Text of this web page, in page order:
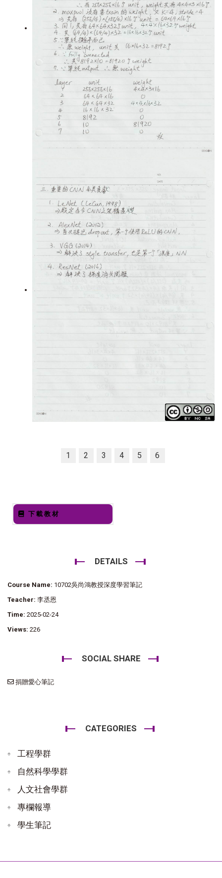
1 2 3 4 5 6
下載教材
DETAILS
Course Name: 10702吳尚鴻教授深度學習筆記
Teacher: 李丞恩
Time: 2025-02-24
Views: 226
SOCIAL SHARE
捐贈愛心筆記
CATEGORIES
工程學群
自然科學學群
人文社會學群
專欄報導
學生筆記